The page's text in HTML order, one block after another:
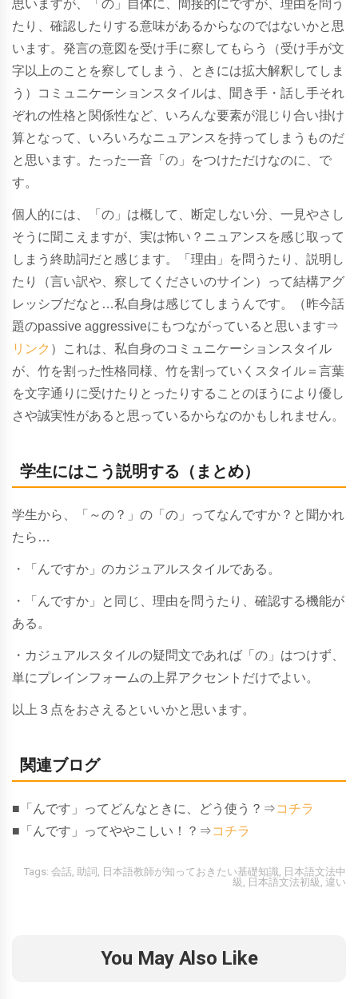
思いますが、「の」自体に、間接的にですが、理由を問う
たり、確認したりする意味があるからなのではないかと思
います。発言の意図を受け手に察してもらう（受け手が文
字以上のことを察してしまう、ときには拡大解釈してしま
う）コミュニケーションスタイルは、聞き手・話し手それ
ぞれの性格と関係性など、いろんな要素が混じり合い掛け
算となって、いろいろなニュアンスを持ってしまうものだ
と思います。たった一音「の」をつけただけなのに、で
す。
個人的には、「の」は概して、断定しない分、一見やさし
そうに聞こえますが、実は怖い？ニュアンスを感じ取って
しまう終助詞だと感じます。「理由」を問うたり、説明し
たり（言い訳や、察してくださいのサイン）って結構アグ
レッシブだなと…私自身は感じてしまうんです。（昨今話
題のpassive aggressiveにもつながっていると思います⇒
リンク ）これは、私自身のコミュニケーションスタイル
が、竹を割った性格同様、竹を割っていくスタイル＝言葉
を文字通りに受けたりとったりすることのほうにより優し
さや誠実性があると思っているからなのかもしれません。
学生にはこう説明する（まとめ）
学生から、「～の？」の「の」ってなんですか？と聞かれ
たら…
・「んですか」のカジュアルスタイルである。
・「んですか」と同じ、理由を問うたり、確認する機能が
ある。
・カジュアルスタイルの疑問文であれば「の」はつけず、
単にプレインフォームの上昇アクセントだけでよい。
以上３点をおさえるといいかと思います。
関連ブログ
■「んです」ってどんなときに、どう使う？⇒コチラ
■「んです」ってややこしい！？⇒コチラ
Tags: 会話, 助詞 , 日本語教師が知っておきたい基礎知識, 日本語文法中
級 , 日本語文法初級 , 違い
You May Also Like